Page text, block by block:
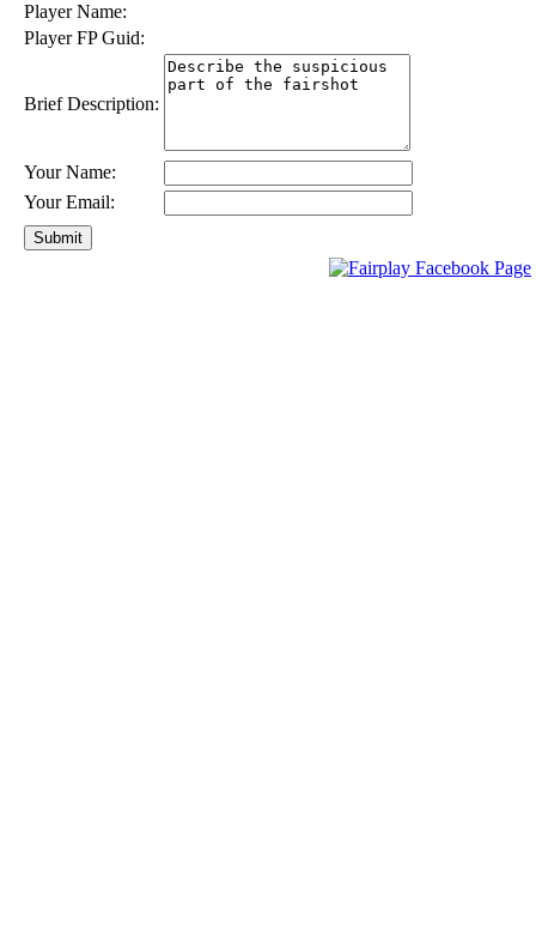
Player Name:
Player FP Guid:
Brief Description:
Your Name:
Your Email: